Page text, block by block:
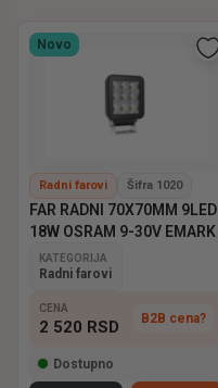
Novo
Radni farovi Šifra 1020
FAR RADNI 70X70MM 9LED
18W OSRAM 9-30V EMARK
KATEGORIJA
Radni farovi
CENA
2 520 RSD B2B cena?
Dostupno